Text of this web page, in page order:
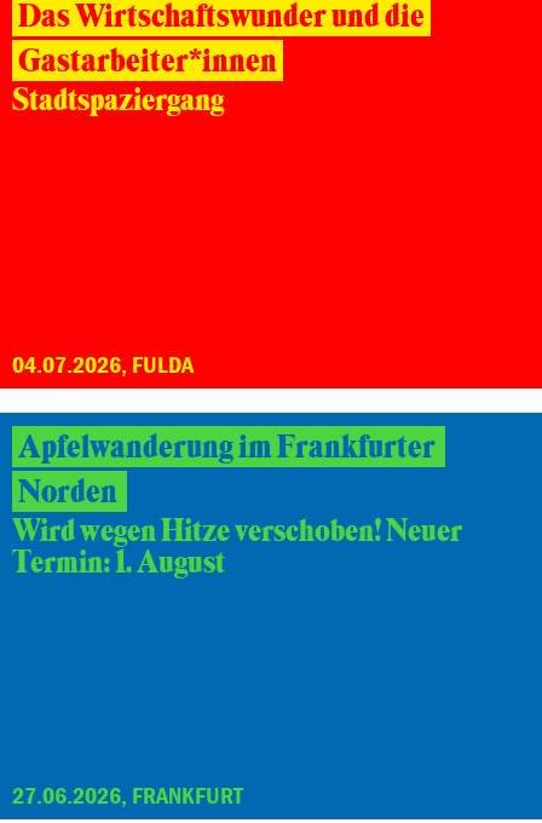
Das Wirtschaftswunder und die
Gastarbeiter*innen
Stadtspaziergang
04.07.2026, FULDA
Apfelwanderung im Frankfurter
Norden
Wird wegen Hitze verschoben! Neuer
Termin: 1. August
27.06.2026, FRANKFURT